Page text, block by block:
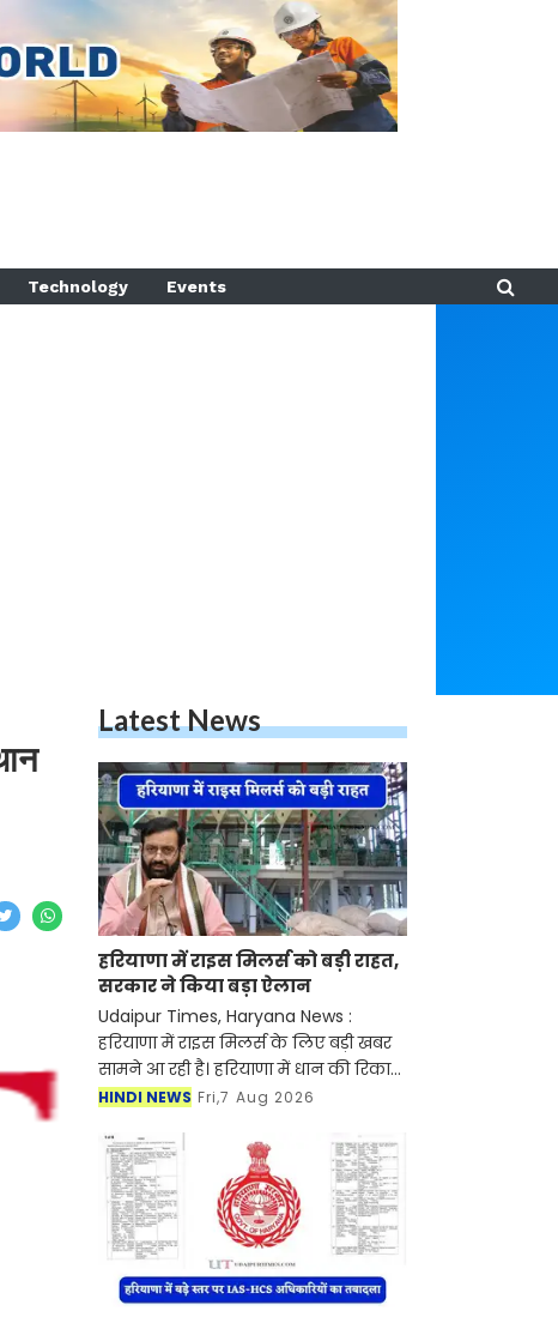
Technology Events
Latest News
हरियाणा में राइस मिलर्स को बड़ी राहत,
सरकार ने किया बड़ा ऐलान
Udaipur Times, Haryana News :
हरियाणा में राइस मिलर्स के लिए बड़ी खबर
सामने आ रही है। हरियाणा में धान की रिकार्ड
पैदावार के बीच चावल की खरीद, भंडारण और
कर रहे हरियाण
HINDI NEWS Fri,7 Aug 2026